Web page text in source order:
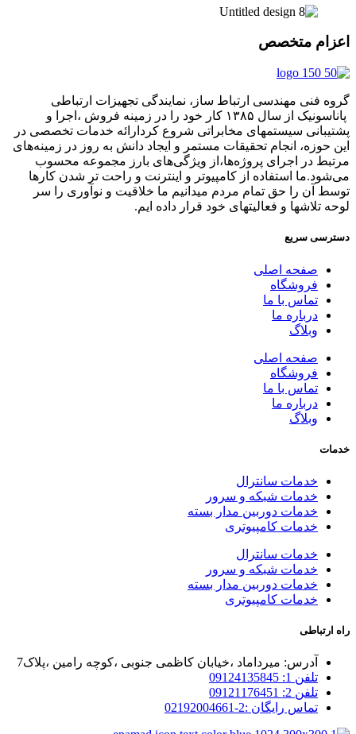
اعزام متخصص
گروه فنی مهندسی ارتباط ساز، نمایندگی تجهیزات ارتباطی
پاناسونیک از سال ۱۳۸۵ کار خود را در زمینه فروش ،اجرا و
پشتیبانی سیستمهای مخابراتی شروع کردارائه خدمات تخصصی در
این حوزه، انجام تحقیقات مستمر و ایجاد دانش به‌ روز در زمینه‌های
مرتبط در اجرای پروژه‌ها،از ویژگی‌های بارز مجموعه محسوب
می‌شود.ما استفاده از کامپیوتر و اینترنت و راحت تر شدن کارها
توسط آن را حق تمام مردم میدانیم ما خلاقیت و نوآوری را سر
لوحه تلاشها و فعالیتهای خود قرار داده ایم.
دسترسی سریع
صفحه اصلی
فروشگاه
تماس با ما
درباره ما
وبلاگ
صفحه اصلی
فروشگاه
تماس با ما
درباره ما
وبلاگ
خدمات
خدمات سانترال
خدمات شبکه و سرور
خدمات دوربین مدار بسته
خدمات کامپیوتری
خدمات سانترال
خدمات شبکه و سرور
خدمات دوربین مدار بسته
خدمات کامپیوتری
راه ارتباطی
آدرس: میرداماد ،خیابان کاظمی جنوبی ،کوچه رامین ،پلاک7
تلفن 1: 09124135845
تلفن 2: 09121176451
تماس رایگان :2-02192004661